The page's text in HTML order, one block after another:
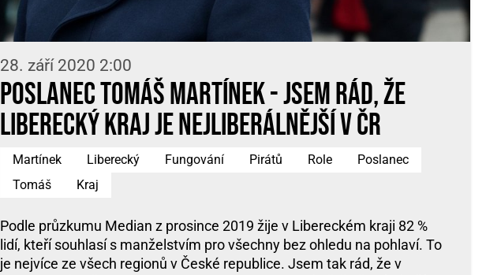
28. září 2020 2:00
Poslanec Tomáš Martínek - Jsem rád, že
Liberecký kraj je nejliberálnější v ČR
Martínek Liberecký Fungování Pirátů Role
Poslanec
Tomáš
Kraj
Podle průzkumu Median z prosince 2019 žije v Libereckém kraji 82 %
lidí, kteří souhlasí s manželstvím pro všechny bez ohledu na pohlaví. To
je nejvíce ze všech regionů v České republice. Jsem tak rád, že v